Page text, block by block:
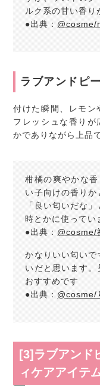
ルク系の甘い香り
●出典： @cosme/
ラブアンドピ
付けた瞬間、レモン
フレッシュな香りが
かでありながら上品
柑橘の爽やかな
い子向けの香り
「良い匂いだな
時とかに使ってい
●出典： @cosme/
かなりいい匂い
いだと思います
おすすめです
●出典： @cosme/
[3]ラブアンド
ィケアアイテ